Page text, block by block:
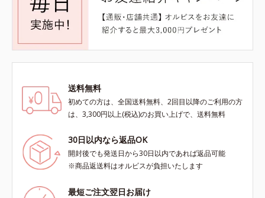
送料無料
初めての方は、全国送料無料、2回目以降のご利用の方
は、3,300円以上(税込)のお買い上げで、送料無料
30日以内なら返品OK
開封後でも発送日から30日以内であれば返品可能
※商品返送料はオルビスが負担いたします
最短ご注文翌日お届け